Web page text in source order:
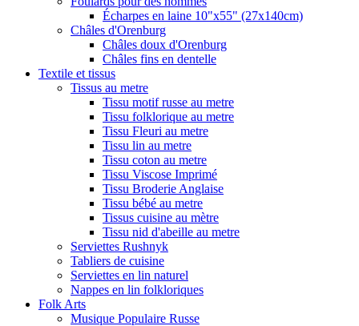
Écharpes en laine 10"x55" (27x140cm)
Châles d'Orenburg
Châles doux d'Orenburg
Châles fins en dentelle
Textile et tissus
Tissus au metre
Tissu motif russe au metre
Tissu folklorique au metre
Tissu Fleuri au metre
Tissu lin au metre
Tissu coton au metre
Tissu Viscose Imprimé
Tissu Broderie Anglaise
Tissu bébé au metre
Tissus cuisine au mètre
Tissu nid d'abeille au metre
Serviettes Rushnyk
Tabliers de cuisine
Serviettes en lin naturel
Nappes en lin folkloriques
Folk Arts
Musique Populaire Russe